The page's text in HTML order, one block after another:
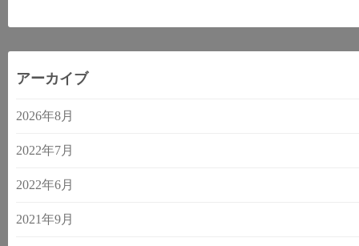
アーカイブ
2026年8月
2022年7月
2022年6月
2021年9月